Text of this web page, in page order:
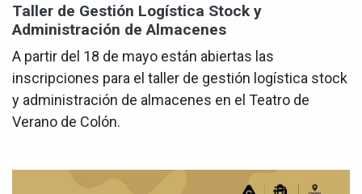
Taller de Gestión Logística Stock y
Administración de Almacenes
A partir del 18 de mayo están abiertas las
inscripciones para el taller de gestión logística stock
y administración de almacenes en el Teatro de
Verano de Colón.